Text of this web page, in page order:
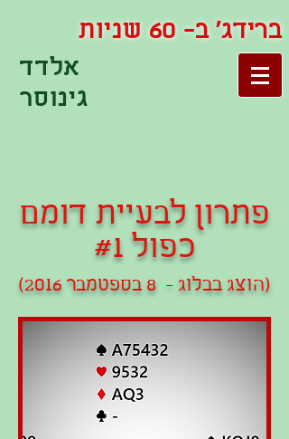
ברידג' ב- 60 שניות
אלדד
גינוסר
פתרון לבעיית דומם
כפול #1
(הוצג בבלוג - 8 בספטמבר 2016)